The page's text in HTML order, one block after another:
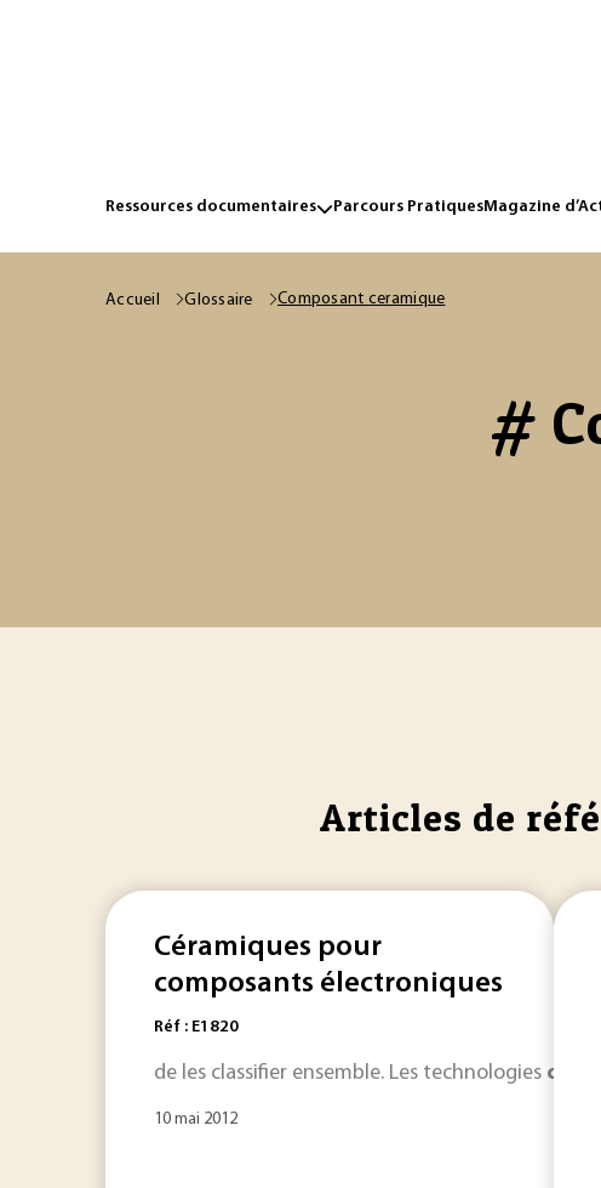
Ressources documentaires Parcours PratiquesMagazine
Accueil Glossaire Composant ceramique
#
Articles de
Céramiques pour
composants électroniques
Réf : E1820
de les classifier ensemble. Les technologies
10 mai 2012